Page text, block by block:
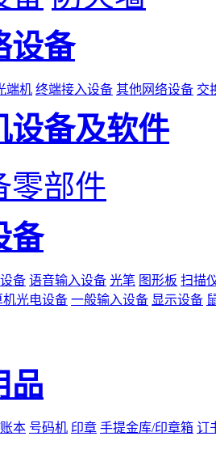
设备
端机 终端接入设备 其他网络设备 交
设备及软件
零部件
备
备 语音输入设备 光笔 图形板 扫描
机光电设备 一般输入设备 显示设备
品
本 号码机 印章 手提金库/印章箱 订